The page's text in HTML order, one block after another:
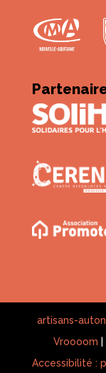
artisans-
Vroooom
Accessibilité :